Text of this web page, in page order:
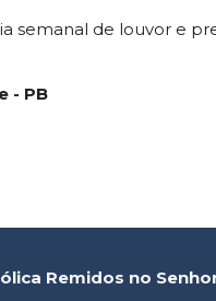
semanal de louvor e
- PB
Remidos no